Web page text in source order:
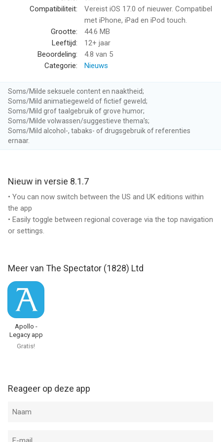
The Spectator Magazine van The Spectator (1828) Ltd is een
app voor iPhone, iPad en iPod touch met iOS versie 17.0 of
hoger, geschikt bevonden voor gebruikers met leeftijden vanaf
Informatie voor The Spectator Magazineis het laatst
vergeleken op 8 Aug om 04:00.
Compatibiliteit:
Vereist iOS 17.0 of nieuwer. Compatibel
met iPhone, iPad en iPod touch.
Grootte:
44.6 MB
Leeftijd:
12+ jaar
Beoordeling:
4.8 van 5
Categorie:
Nieuws
Soms/Milde seksuele content en naaktheid;
Soms/Mild animatiegeweld of fictief geweld;
Soms/Mild grof taalgebruik of grove humor;
Soms/Milde volwassen/suggestieve thema’s;
Soms/Mild alcohol-, tabaks- of drugsgebruik of referenties
ernaar.
Nieuw in versie 8.1.7
• You can now switch between the US and UK editions within
the app
• Easily toggle between regional coverage via the top navigation
or settings.
Meer van The Spectator (1828) Ltd
Apollo -
Legacy app
Gratis!
Reageer op deze app